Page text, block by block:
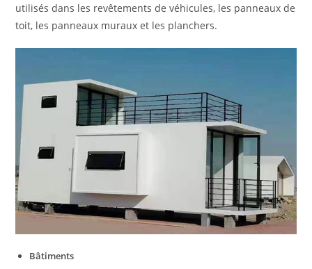
utilisés dans les revêtements de véhicules, les panneaux de
toit, les panneaux muraux et les planchers.
Bâtiments